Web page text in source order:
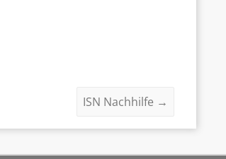
ISN Nachhilfe →